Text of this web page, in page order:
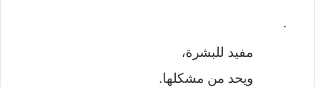
·
مفيد للبشرة،
ويحد من مشكلها.